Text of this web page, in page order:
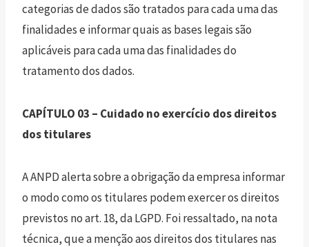
categorias de dados são tratados para cada uma das
finalidades e informar quais as bases legais são
aplicáveis para cada uma das finalidades do
tratamento dos dados.
CAPÍTULO 03 – Cuidado no exercício dos direitos
dos titulares
A ANPD alerta sobre a obrigação da empresa informar
o modo como os titulares podem exercer os direitos
previstos no art. 18, da LGPD. Foi ressaltado, na nota
técnica, que a menção aos direitos dos titulares nas